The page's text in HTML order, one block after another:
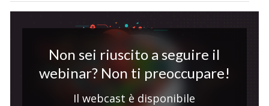
Non sei riuscito a seguire il
webinar? Non ti preoccupare!
Il webcast è disponibile